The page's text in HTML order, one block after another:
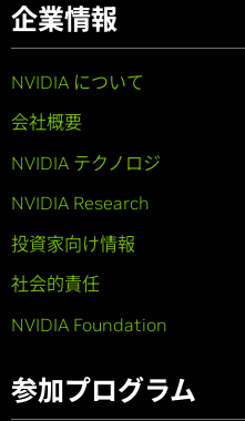
企業情報
NVIDIA について
会社概要
NVIDIA テクノロジ
NVIDIA Research
投資家向け情報
社会的責任
NVIDIA Foundation
参加プログラム